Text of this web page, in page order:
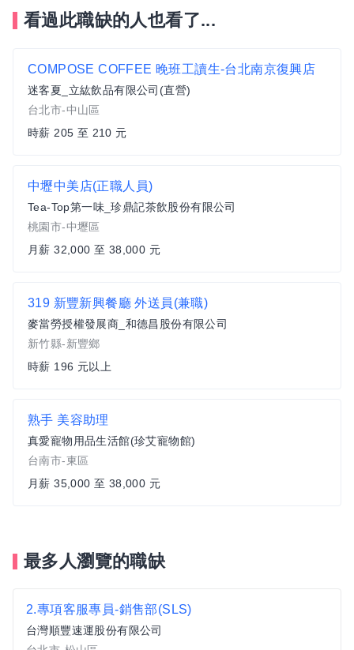
看過此職缺的人也看了...
COMPOSE COFFEE 晚班工讀生-台北南京復興店
迷客夏_立紘飲品有限公司(直營)
台北市-中山區
時薪 205 至 210 元
中壢中美店(正職人員)
Tea-Top第一味_珍鼎記茶飲股份有限公司
桃園市-中壢區
月薪 32,000 至 38,000 元
319 新豐新興餐廳 外送員(兼職)
麥當勞授權發展商_和德昌股份有限公司
新竹縣-新豐鄉
時薪 196 元以上
熟手 美容助理
真愛寵物用品生活館(珍艾寵物館)
台南市-東區
月薪 35,000 至 38,000 元
最多人瀏覽的職缺
2.專項客服專員-銷售部(SLS)
台灣順豐速運股份有限公司